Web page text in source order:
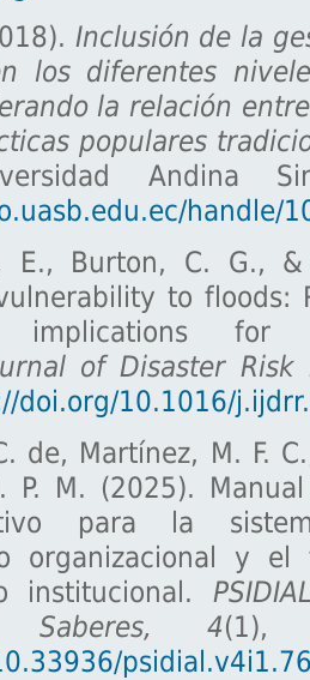
Inclusión de la
los diferentes
la relación
populares
Andina
handle/
E., Burton, C. G.,
to floods:
for
of Disaster Risk
doi.org/10.1016/
de, Martínez, M. F.
P. M. (2025).
para la
organizacional y el
institucional.
Saberes, 4(1),